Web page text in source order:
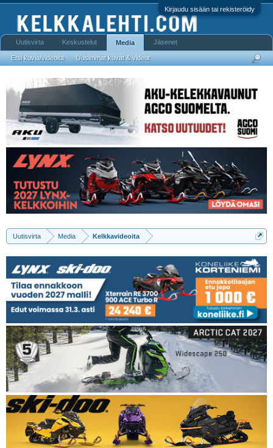
Kirjaudu sisään tai rekisteröidy
Uutisvirta Media Kelkkavideoita
Uutisvirta Keskustelut Media
Etsi kuvia/videoita Uusimmat kuvat & videot
Jäsenet